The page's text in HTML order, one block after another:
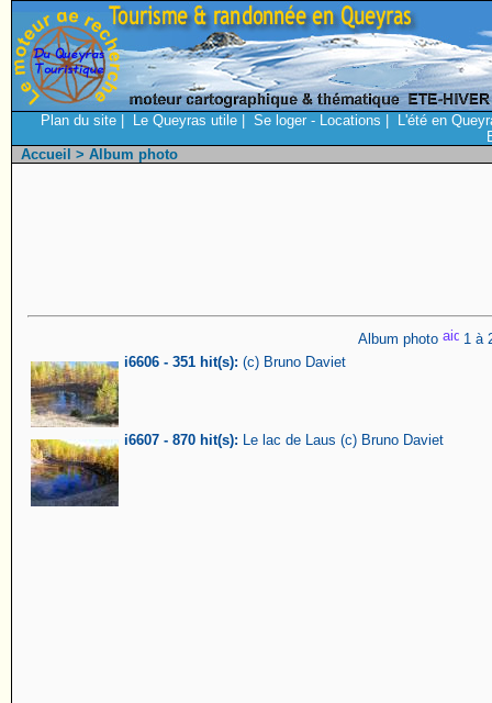
Plan du site Le Queyras utile Se loger - Locations
L'été en
Accueil > Album photo
Album photo
1 à
i6606 - 351 hit(s): (c) Bruno Daviet
i6607 - 870 hit(s): Le lac de Laus (c) Bruno Daviet